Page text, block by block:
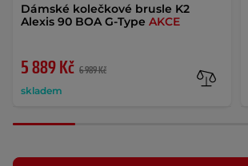
Dámské kolečkové brusle K2
Alexis 90 BOA G-Type AKCE
5 889 Kč 6 989 Kč
skladem